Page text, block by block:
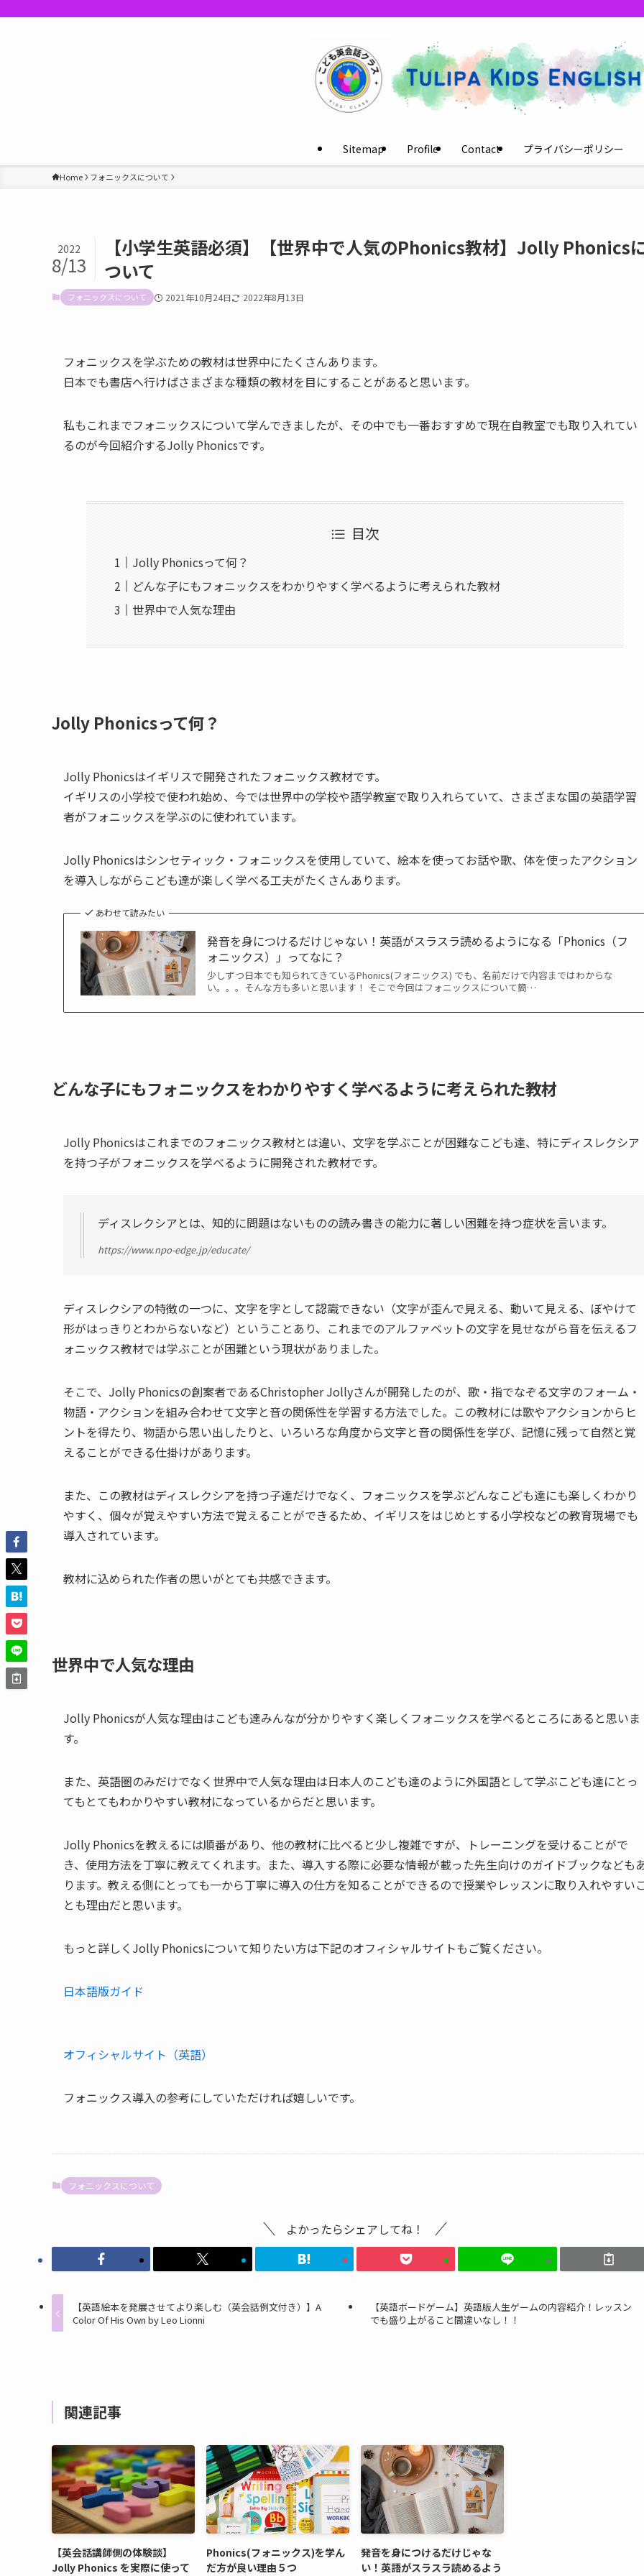
Sitemap Profile Contact プライバシーポリシー
Home フォニックスについて
【小学生英語必須】【世界中で人気のPhonics教材】Jolly Phonics
ついて
2022
8/13
フォニックスについて 2021年10月24日 2022年8月13日
フォニックスを学ぶための教材は世界中にたくさんあります。
日本でも書店へ行けばさまざまな種類の教材を目にすることがあると思います。
私もこれまでフォニックスについて学んできましたが、その中でも一番おすすめで現在自教室でも取り入れてい
るのが今回紹介するJolly Phonicsです。
目次
Jolly Phonicsって何？
どんな子にもフォニックスをわかりやすく学べるように考えられた教材
世界中で人気な理由
Jolly Phonicsって何？
Jolly Phonicsはイギリスで開発されたフォニックス教材です。
イギリスの小学校で使われ始め、今では世界中の学校や語学教室で取り入れらていて、さまざまな国の英語学習
者がフォニックスを学ぶのに使われています。
Jolly Phonicsはシンセティック・フォニックスを使用していて、絵本を使ってお話や歌、体を使ったアクション
を導入しながらこども達が楽しく学べる工夫がたくさんあります。
あわせて読みたい
発音を身につけるだけじゃない！英語がスラスラ読めるようになる「Phonics（フ
ォニックス）」ってなに？
少しずつ日本でも知られてきているPhonics(フォニックス) でも、名前だけで内容まではわからな
い。。。そんな方も多いと思います！ そこで今回はフォニックスについて簡…
どんな子にもフォニックスをわかりやすく学べるように考えられた教材
Jolly Phonicsはこれまでのフォニックス教材とは違い、文字を学ぶことが困難なこども達、特にディスレクシア
を持つ子がフォニックスを学べるように開発された教材です。
ディスレクシアとは、知的に問題はないものの読み書きの能力に著しい困難を持つ症状を言います。
https://www.npo-edge.jp/educate/
ディスレクシアの特徴の一つに、文字を字として認識できない（文字が歪んで見える、動いて見える、ぼやけて
形がはっきりとわからないなど）ということあり、これまでのアルファベットの文字を見せながら音を伝えるフ
ォニックス教材では学ぶことが困難という現状がありました。
そこで、Jolly Phonicsの創案者であるChristopher Jollyさんが開発したのが、歌・指でなぞる文字のフォーム・
物語・アクションを組み合わせて文字と音の関係性を学習する方法でした。この教材には歌やアクションからヒ
ントを得たり、物語から思い出したりと、いろいろな角度から文字と音の関係性を学び、記憶に残って自然と覚
えることができる仕掛けがあります。
また、この教材はディスレクシアを持つ子達だけでなく、フォニックスを学ぶどんなこども達にも楽しくわかり
やすく、個々が覚えやすい方法で覚えることができるため、イギリスをはじめとする小学校などの教育現場でも
導入されています。
教材に込められた作者の思いがとても共感できます。
世界中で人気な理由
Jolly Phonicsが人気な理由はこども達みんなが分かりやすく楽しくフォニックスを学べるところにあると思いま
す。
また、英語圏のみだけでなく世界中で人気な理由は日本人のこども達のように外国語として学ぶこども達にとっ
てもとてもわかりやすい教材になっているからだと思います。
Jolly Phonicsを教えるには順番があり、他の教材に比べると少し複雑ですが、トレーニングを受けることがで
き、使用方法を丁寧に教えてくれます。また、導入する際に必要な情報が載った先生向けのガイドブックなども
ります。教える側にとっても一から丁寧に導入の仕方を知ることができるので授業やレッスンに取り入れやすい
とも理由だと思います。
もっと詳しくJolly Phonicsについて知りたい方は下記のオフィシャルサイトもご覧ください。
日本語版ガイド
オフィシャルサイト（英語）
フォニックス導入の参考にしていただければ嬉しいです。
フォニックスについて
よかったらシェアしてね！
【英語絵本を発展させてより楽しむ（英会話例文付き）】A
Color Of His Own by Leo Lionni
【英語ボードゲーム】英語版人生ゲームの内容紹介！レッスン
でも盛り上がること間違いなし！！
関連記事
【英会話講師側の体験談】
Jolly Phonics を実際に使って
Phonics(フォニックス)を学ん
だ方が良い理由５つ
発音を身につけるだけじゃな
い！英語がスラスラ読めるよう